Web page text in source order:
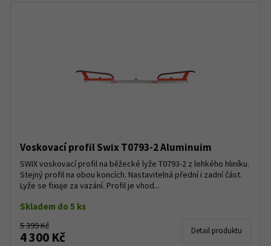
Voskovací profil Swix T0793-2 Aluminuim
SWIX voskovací profil na běžecké lyže T0793-2 z lehkého hliníku.
Stejný profil na obou koncích. Nastavitelná přední i zadní část.
Lyže se fixuje za vazání. Profil je vhod...
Skladem do 5 ks
5 399 Kč
4 300 Kč Detail produktu